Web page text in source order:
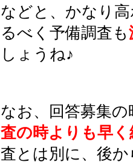
などと、かなり
るべく予備調査も
しょうね♪
なお、回答募集の
査の時よりも早
査とは別に、後